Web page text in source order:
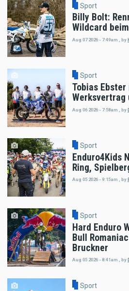
Sport
Billy Bolt:
Wildcard
Aug 07 2026 - 7:49am by
Sport
Tobias
Werksvertrag
Aug 06 2026 - 7:58am by
Sport
Enduro4Kids
Ring,
Aug 05 2026 - 9:15am , by
Sport
Hard Enduro
Bull
Bruckner
Aug 05 2026 - 8:41am by
Sport